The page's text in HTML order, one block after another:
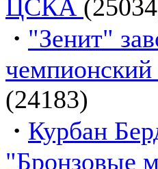
ЦСКА
· "Зенит"
чемпионский
(24183)
· Курбан
"Бронзовые